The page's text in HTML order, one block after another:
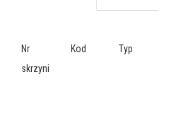
Nr
skrzyni
Kod Typ